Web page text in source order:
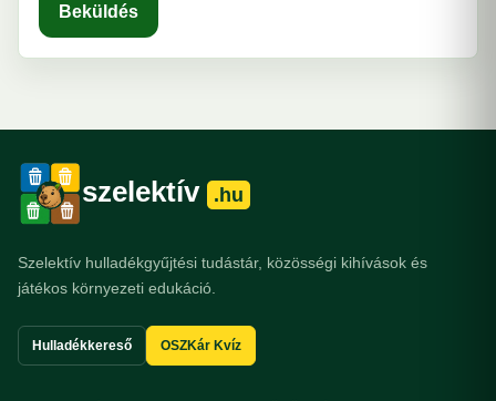
Beküldés
szelektív .hu
Szelektív hulladékgyűjtési tudástár, közösségi kihívások és
játékos környezeti edukáció.
Hulladékkereső OSZKár Kvíz